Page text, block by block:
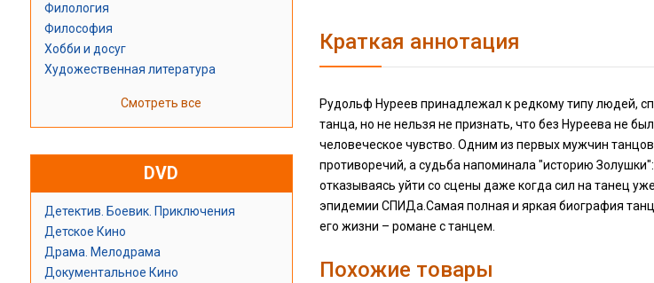
Филология
Философия
Хобби и досуг
Художественная литература
Смотреть все
DVD
Детектив. Боевик. Приключения
Детское Кино
Драма. Мелодрама
Документальное Кино
Краткая аннотация
Рудольф Нуреев принадлежал к редкому типу людей,
танца, но не нельзя не признать, что без Нуреева не
человеческое чувство. Одним из первых мужчин
противоречий, а судьба напоминала "историю
отказываясь уйти со сцены даже когда сил на танец
эпидемии СПИДа.Самая полная и яркая биография
его жизни – романе с танцем.
Похожие товары